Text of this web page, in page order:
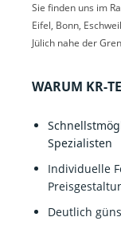
Sie finden uns im
Eifel, Bonn,
Jülich nahe der
WARUM KR-
Spezialisten
Individuelle
Deutlich